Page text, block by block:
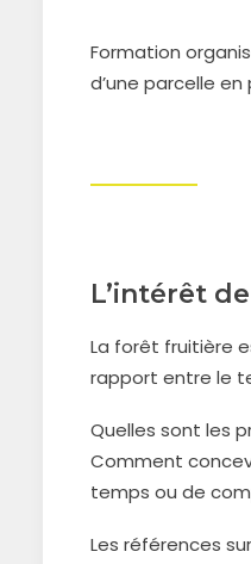
Formation
d’une parcelle
L’intérêt
La forêt fruitière
rapport entre le
Quelles sont les
Comment
temps ou de
Les références